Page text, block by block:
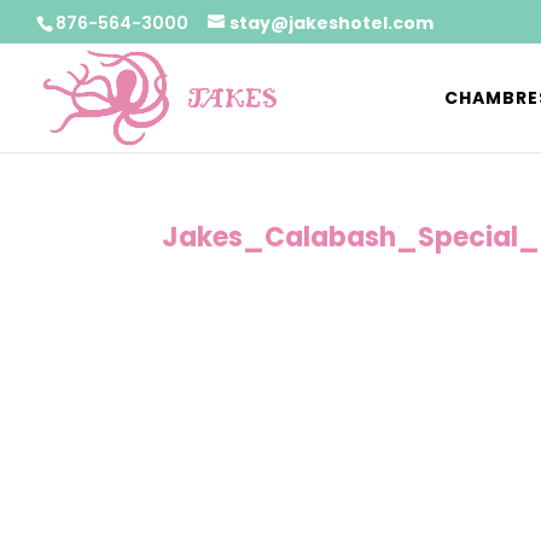
876-564-3000 stay@jakeshotel.com